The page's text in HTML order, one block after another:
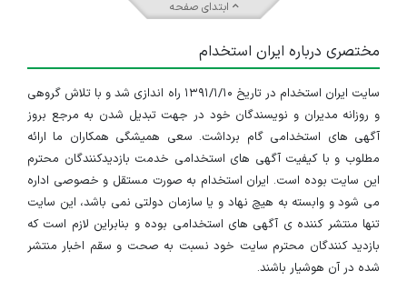
ابتدای صفحه
مختصری درباره ایران استخدام
سایت ایران استخدام در تاریخ ۱۳۹۱/۱/۱۰ راه اندازی شد و با تلاش گروهی
و روزانه مدیران و نویسندگان خود در جهت تبدیل شدن به مرجع بروز
آگهی های استخدامی گام برداشت. سعی همیشگی همکاران ما ارائه
مطلوب و با کیفیت آگهی های استخدامی خدمت بازدیدکنندگان محترم
این سایت بوده است. ایران استخدام به صورت مستقل و خصوصی اداره
می شود و وابسته به هیچ نهاد و یا سازمان دولتی نمی باشد، این سایت
تنها منتشر کننده ی آگهی های استخدامی بوده و بنابراین لازم است که
بازدید کنندگان محترم سایت خود نسبت به صحت و سقم اخبار منتشر
شده در آن هوشیار باشند.